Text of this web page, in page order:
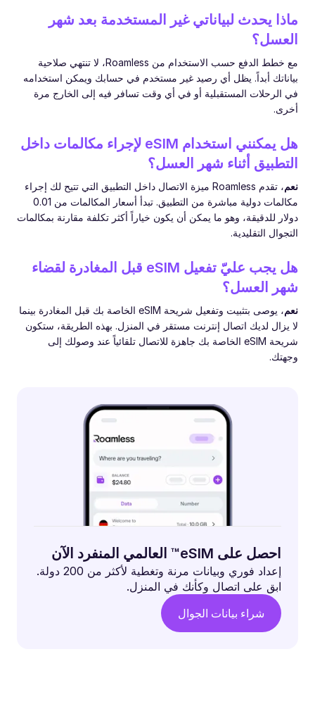
ماذا يحدث لبياناتي غير المستخدمة بعد شهر
العسل؟
مع خطط الدفع حسب الاستخدام من Roamless، لا تنتهي صلاحية
بياناتك أبداً. يظل أي رصيد غير مستخدم في حسابك ويمكن استخدامه
في الرحلات المستقبلية أو في أي وقت تسافر فيه إلى الخارج مرة
أخرى.
هل يمكنني استخدام eSIM لإجراء مكالمات داخل
التطبيق أثناء شهر العسل؟
نعم
، تقدم Roamless ميزة الاتصال داخل التطبيق التي تتيح لك إجراء
مكالمات دولية مباشرة من التطبيق. تبدأ أسعار المكالمات من 0.01
دولار للدقيقة، وهو ما يمكن أن يكون خياراً أكثر تكلفة مقارنة بمكالمات
التجوال التقليدية.
هل يجب عليّ تفعيل eSIM قبل المغادرة لقضاء
شهر العسل؟
نعم
، يوصى بتثبيت وتفعيل شريحة eSIM الخاصة بك قبل المغادرة بينما
لا يزال لديك اتصال إنترنت مستقر في المنزل. بهذه الطريقة، ستكون
شريحة eSIM الخاصة بك جاهزة للاتصال تلقائياً عند وصولك إلى
وجهتك.
احصل على eSIM™ العالمي المنفرد الآن
إعداد فوري وبيانات مرنة وتغطية لأكثر من 200 دولة.
ابق على اتصال وكأنك في المنزل.
شراء بيانات الجوال